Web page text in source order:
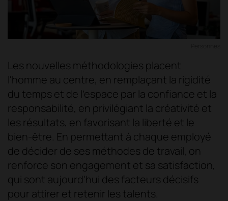
Les nouvelles méthodologies placent
l'homme au centre, en remplaçant la rigidité
du temps et de l'espace par la confiance et la
responsabilité, en privilégiant la créativité et
les résultats, en favorisant la liberté et le
bien-être. En permettant à chaque employé
de décider de ses méthodes de travail, on
renforce son engagement et sa satisfaction,
qui sont aujourd'hui des facteurs décisifs
pour attirer et retenir les talents.